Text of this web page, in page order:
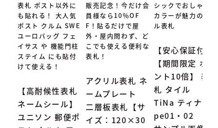
表札 ポスト以外に
も貼れる！ 大人気
ポスト クルム SWE
ユーロバッグ フェ
イサス や 機能門柱
ステイム にも貼付
けて使える！
【高耐候性表札
ネームシール】
ユニソン 郵便ポ
販売記念！今だけ会
員様なら10％OF
F！貼るだけで屋
外・屋内問わず、ど
こでも使える便利な
表札！
アクリル表札 ネ
ームプレート
二層板表札【サ
イズ：120×30
シックでおしゃれな
カラーが魅力のタイ
ル表札
【安心保証付】
【期間限定 ポイ
ント10倍】 表
札 タイル
TiNa ティナ Ty
pe01・02